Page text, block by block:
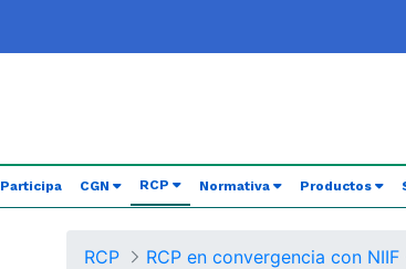
Participa CGN RCP (current)
Normativa Productos
RCP